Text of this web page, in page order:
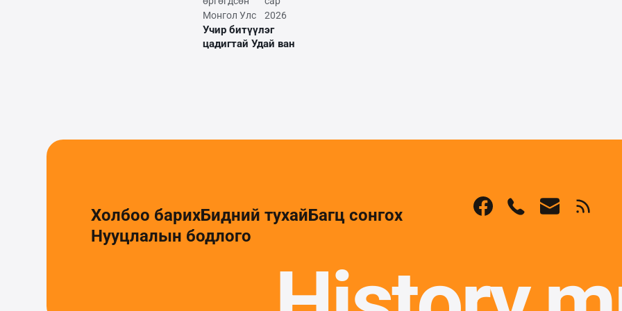
Монгол Улс
2026
Учир битүүлэг
цадигтай Удай ван
Холбоо барихБидний тухайБагц сонгох
Нууцлалын бодлого